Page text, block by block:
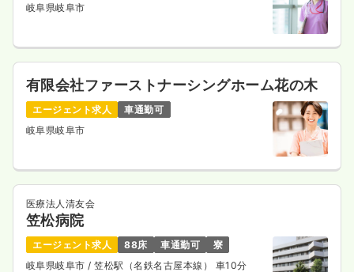
岐阜県岐阜市
有限会社ファーストナーシングホーム花の木
エージェント求人
車通勤可
岐阜県岐阜市
医療法人清友会
笠松病院
エージェント求人 88床 車通勤可
寮
岐阜県岐阜市 / 笠松駅（名鉄名古屋本線） 車10分